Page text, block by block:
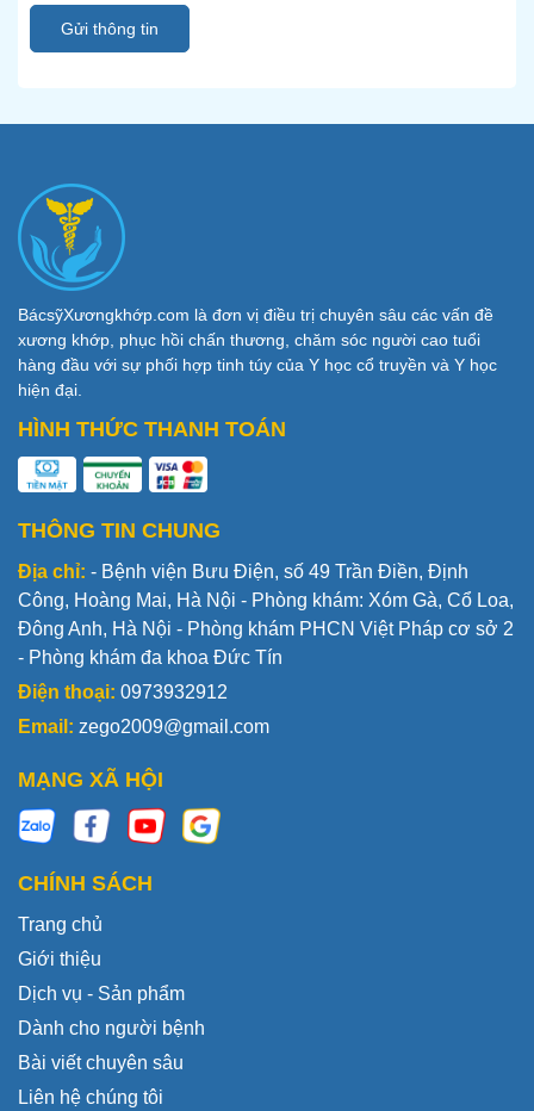
Gửi thông tin
BácsỹXươngkhớp.com là đơn vị điều trị chuyên sâu các vấn đề
xương khớp, phục hồi chấn thương, chăm sóc người cao tuổi
hàng đầu với sự phối hợp tinh túy của Y học cổ truyền và Y học
hiện đại.
HÌNH THỨC THANH TOÁN
THÔNG TIN CHUNG
Địa chỉ: - Bệnh viện Bưu Điện, số 49 Trần Điền, Định
Công, Hoàng Mai, Hà Nội - Phòng khám: Xóm Gà, Cổ Loa,
Đông Anh, Hà Nội - Phòng khám PHCN Việt Pháp cơ sở 2
- Phòng khám đa khoa Đức Tín
Điện thoại: 0973932912
Email: zego2009@gmail.com
MẠNG XÃ HỘI
CHÍNH SÁCH
Trang chủ
Giới thiệu
Dịch vụ - Sản phẩm
Dành cho người bệnh
Bài viết chuyên sâu
Liên hệ chúng tôi